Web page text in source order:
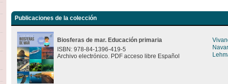
Publicaciones de la colección
Biosferas de mar. Educación primaria
ISBN: 978-84-1396-419-5
Archivo electrónico. PDF acceso libre Español